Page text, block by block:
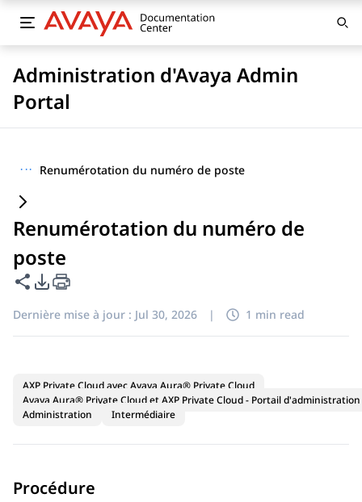
Administration d'Avaya Admin
Portal
··· Renumérotation du numéro de poste
Renumérotation du numéro de
poste
Partager cette page
Options d'exportation PDF
Dernière mise à jour : Jul 30, 2026 | 1 min read
AXP Private Cloud avec Avaya Aura® Private Cloud
Avaya Aura® Private Cloud et AXP Private Cloud - Portail d'administration
Administration
Intermédiaire
Procédure